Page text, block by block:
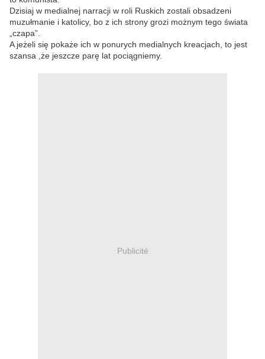
Dzisiaj w medialnej narracji w roli Ruskich zostali obsadzeni
muzułmanie i katolicy, bo z ich strony grozi możnym tego świata
„czapa”.
A jeżeli się pokaże ich w ponurych medialnych kreacjach, to jest
szansa ,że jeszcze parę lat pociągniemy.
Publicité